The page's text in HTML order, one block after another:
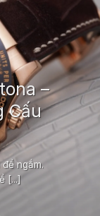
–
Cấu
ngắm.
[...]